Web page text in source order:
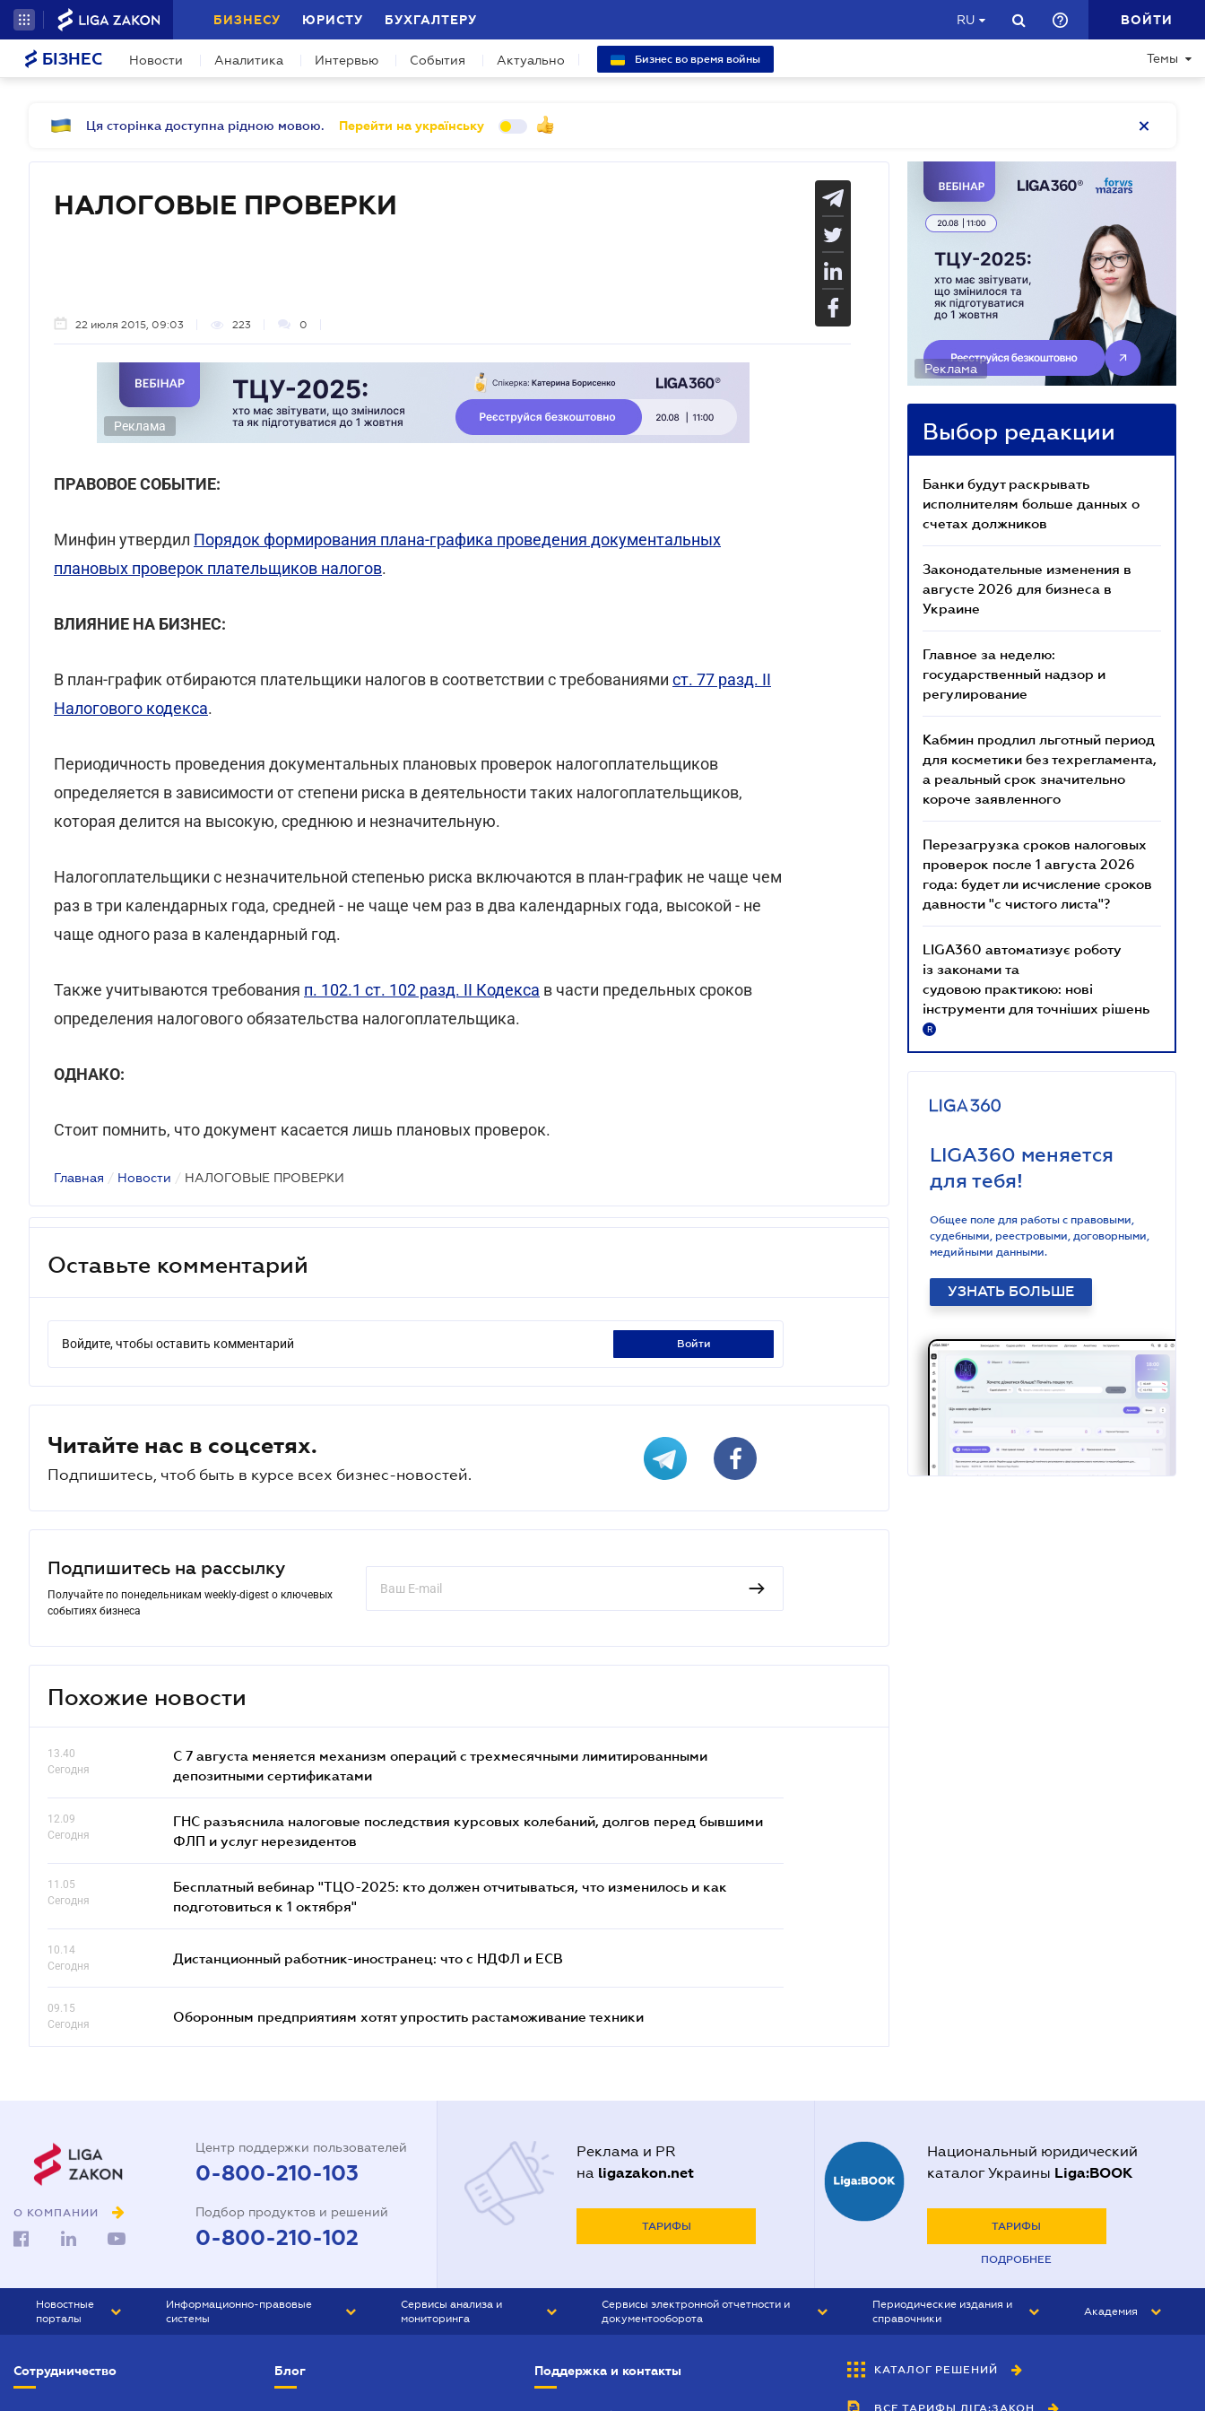
БИЗНЕСУ ЮРИСТУ БУХГАЛТЕРУ RU ВОЙТИ
БІЗНЕС Новости Аналитика Интервью События Актуально Бизнес во время войны Темы
Ця сторінка доступна рідною мовою. Перейти на українську
НАЛОГОВЫЕ ПРОВЕРКИ
22 июля 2015, 09:03 223 0
Реклама
ПРАВОВОЕ СОБЫТИЕ:
Минфин утвердил Порядок формирования плана-графика проведения документальных
плановых проверок плательщиков налогов.
ВЛИЯНИЕ НА БИЗНЕС:
В план-график отбираются плательщики налогов в соответствии с требованиями ст. 77 разд. II
Налогового кодекса.
Периодичность проведения документальных плановых проверок налогоплательщиков
определяется в зависимости от степени риска в деятельности таких налогоплательщиков,
которая делится на высокую, среднюю и незначительную.
Налогоплательщики с незначительной степенью риска включаются в план-график не чаще чем
раз в три календарных года, средней - не чаще чем раз в два календарных года, высокой - не
чаще одного раза в календарный год.
Также учитываются требования п. 102.1 ст. 102 разд. II Кодекса в части предельных сроков
определения налогового обязательства налогоплательщика.
ОДНАКО:
Стоит помнить, что документ касается лишь плановых проверок.
Главная / Новости / НАЛОГОВЫЕ ПРОВЕРКИ
Оставьте комментарий
Войдите, чтобы оставить комментарий войти
Читайте нас в соцсетях.
Подпишитесь, чтоб быть в курсе всех бизнес-новостей.
Подпишитесь на рассылку
Получайте по понедельникам weekly-digest о ключевых
событиях бизнеса
Похожие новости
13.40
Сегодня
С 7 августа меняется механизм операций с трехмесячными лимитированными
депозитными сертификатами
12.09
Сегодня
ГНС разъяснила налоговые последствия курсовых колебаний, долгов перед бывшими
ФЛП и услуг нерезидентов
11.05
Сегодня
Бесплатный вебинар "ТЦО-2025: кто должен отчитываться, что изменилось и как
подготовиться к 1 октября"
10.14
Сегодня
Дистанционный работник-иностранец: что с НДФЛ и ЕСВ
09.15
Сегодня
Оборонным предприятиям хотят упростить растаможивание техники
Реклама
Выбор редакции
Банки будут раскрывать
исполнителям больше данных о
счетах должников
Законодательные изменения в
августе 2026 для бизнеса в
Украине
Главное за неделю:
государственный надзор и
регулирование
Кабмин продлил льготный период
для косметики без техрегламента,
а реальный срок значительно
короче заявленного
Перезагрузка сроков налоговых
проверок после 1 августа 2026
года: будет ли исчисление сроков
давности "с чистого листа"?
LIGA360 автоматизує роботу
із законами та
судовою практикою: нові
інструменти для точніших рішень
R
LIGA360 меняется
для тебя!
Общее поле для работы с правовыми,
судебными, реестровыми, договорными,
медийными данными.
УЗНАТЬ БОЛЬШЕ
О КОМПАНИИ
Центр поддержки пользователей
0-800-210-103
Подбор продуктов и решений
0-800-210-102
Реклама и PR
на ligazakon.net
ТАРИФЫ
Национальный юридический
каталог Украины Liga:BOOK
ТАРИФЫ
ПОДРОБНЕЕ
Новостные
порталы
БИЗНЕС
Информационно-правовые
системы
Сервисы анализа и
мониторинга
Сервисы электронной отчетности и
документооборота
Периодические издания и
справочники
БУХГАЛТЕР&ЗАКОН
Академия
Сотрудничество Блог Поддержка и контакты КАТАЛОГ РЕШЕНИЙ
ВСЕ ТАРИФЫ ЛІГА:ЗАКОН